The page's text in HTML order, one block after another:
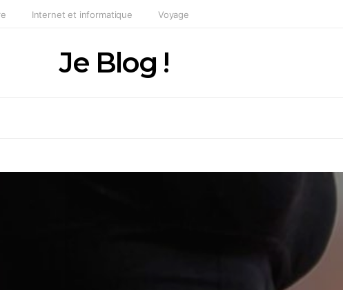
Internet et informatique Voyage
Je Blog !